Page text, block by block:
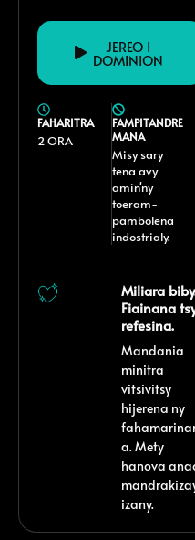
JEREO I
DOMINION
FAHARITRA
2 ORA
FAMPITANDRE
MANA
Misy sary
tena avy
amin'ny
toeram-
pambolena
indostrialy.
Miliara
Fiainana
refesina.
Mandania
minitra
vitsivitsy
hijerena ny
a. Mety
hanova
izany.